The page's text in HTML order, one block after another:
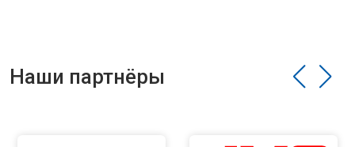
Наши партнёры